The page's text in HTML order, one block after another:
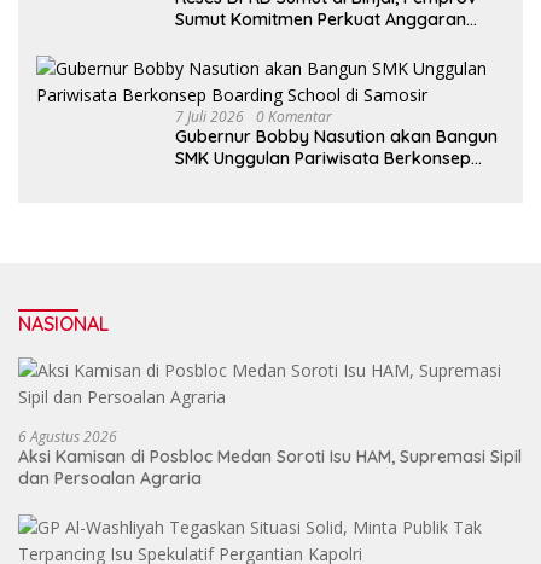
Sumut Komitmen Perkuat Anggaran
7 Juli 2026 0 Komentar
Gubernur Bobby Nasution akan Bangun
SMK Unggulan Pariwisata Berkonsep
NASIONAL
6 Agustus 2026
Aksi Kamisan di Posbloc Medan Soroti Isu HAM, Supremasi Sipil
dan Persoalan Agraria